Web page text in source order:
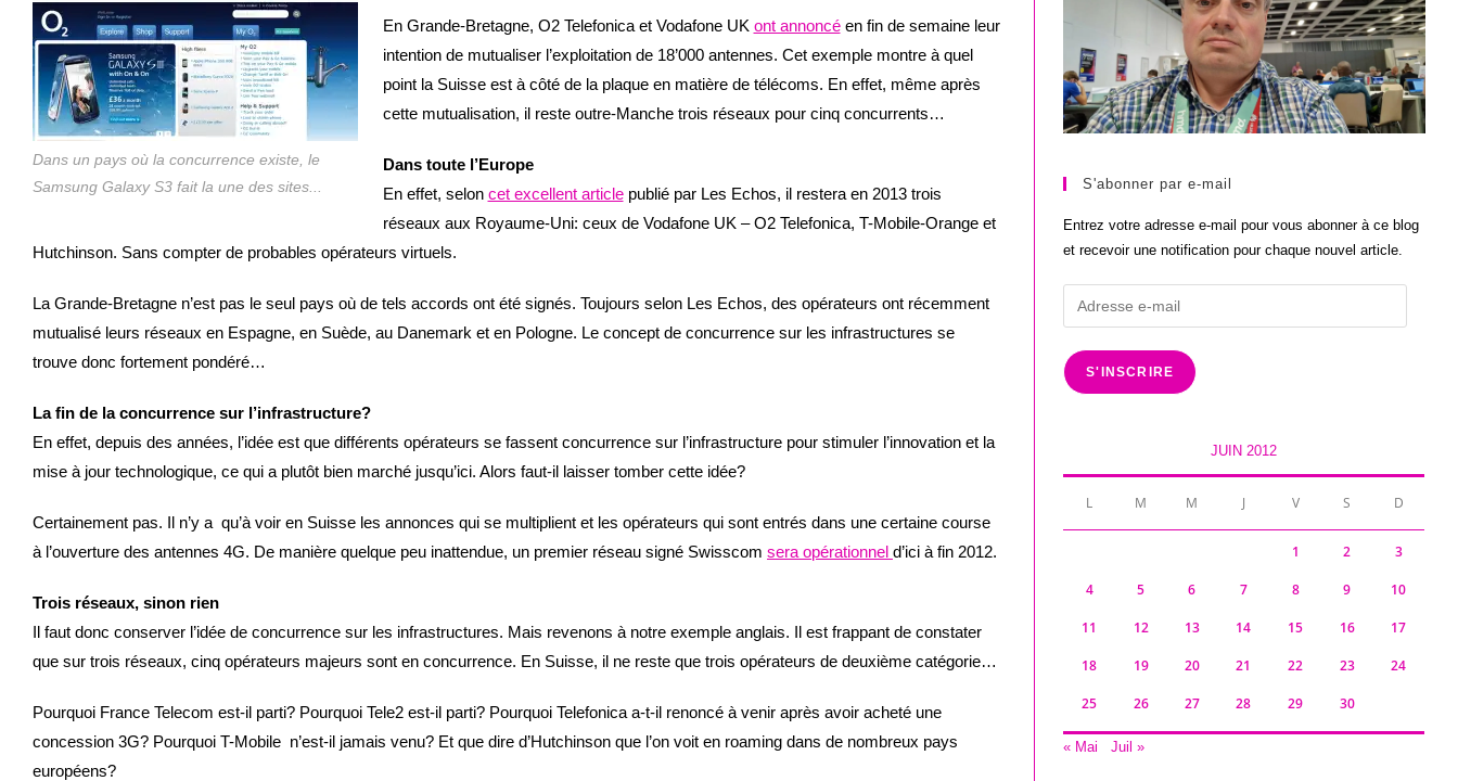
Dans un pays où la concurrence existe, le
Samsung Galaxy S3 fait la une des sites...
En Grande-Bretagne, O2 Telefonica et Vodafone UK ont annoncéen fin de semaine leur
intention de mutualiser l’exploitation de 18’000 antennes. Cet exemple montre à quel
point la Suisse est à côté de la plaque en matière de télécoms. En effet, même après
cette mutualisation, il reste outre-Manche trois réseaux pour cinq concurrents…
Dans toute l’Europe
En effet, selon cet excellent articlepublié par Les Echos, il restera en 2013 trois
réseaux aux Royaume-Uni: ceux de Vodafone UK – O2 Telefonica, T-Mobile-Orange et
Hutchinson. Sans compter de probables opérateurs virtuels.
La Grande-Bretagne n’est pas le seul pays où de tels accords ont été signés. Toujours selon Les Echos, des opérateurs ont récemment
mutualisé leurs réseaux en Espagne, en Suède, au Danemark et en Pologne. Le concept de concurrence sur les infrastructures se
trouve donc fortement pondéré…
La fin de la concurrence sur l’infrastructure?
En effet, depuis des années, l’idée est que différents opérateurs se fassent concurrence sur l’infrastructure pour stimuler l’innovation et la
mise à jour technologique, ce qui a plutôt bien marché jusqu’ici. Alors faut-il laisser tomber cette idée?
Certainement pas. Il n’y a qu’à voir en Suisse les annonces qui se multiplient et les opérateurs qui sont entrés dans une certaine course
à l’ouverture des antennes 4G. De manière quelque peu inattendue, un premier réseau signé Swisscom sera opérationnel d’ici à fin 2012.
Trois réseaux, sinon rien
Il faut donc conserver l’idée de concurrence sur les infrastructures. Mais revenons à notre exemple anglais. Il est frappant de constater
que sur trois réseaux, cinq opérateurs majeurs sont en concurrence. En Suisse, il ne reste que trois opérateurs de deuxième catégorie…
Pourquoi France Telecom est-il parti? Pourquoi Tele2 est-il parti? Pourquoi Telefonica a-t-il renoncé à venir après avoir acheté une
concession 3G? Pourquoi T-Mobile n’est-il jamais venu? Et que dire d’Hutchinson que l’on voit en roaming dans de nombreux pays
européens?
S'abonner par e-mail
Entrez votre adresse e-mail pour vous abonner à ce blog
et recevoir une notification pour chaque nouvel article.
Adresse
e-
mail
S'INSCRIRE
JUIN 2012
L M M J V S D
1 2 3
4 5 6 7 8 9 10
11 12 13 14 15 16 17
18 19 20 21 22 23 24
25 26 27 28 29 30
« Mai Juil »